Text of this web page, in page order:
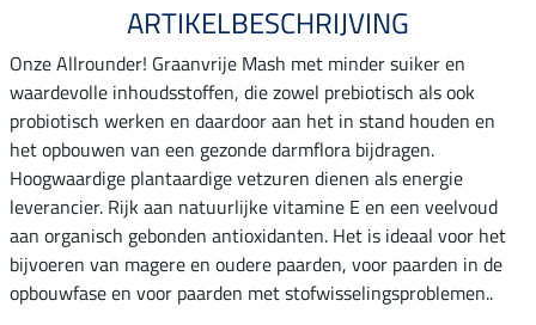
ARTIKELBESCHRIJVING
Onze Allrounder! Graanvrije Mash met minder suiker en
waardevolle inhoudsstoffen, die zowel prebiotisch als ook
probiotisch werken en daardoor aan het in stand houden en
het opbouwen van een gezonde darmflora bijdragen.
Hoogwaardige plantaardige vetzuren dienen als energie
leverancier. Rijk aan natuurlijke vitamine E en een veelvoud
aan organisch gebonden antioxidanten. Het is ideaal voor het
bijvoeren van magere en oudere paarden, voor paarden in de
opbouwfase en voor paarden met stofwisselingsproblemen..